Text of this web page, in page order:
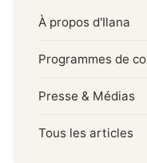
À propos d'Ilana
Programmes de
Presse & Médias
Tous les articles